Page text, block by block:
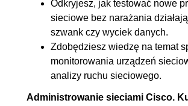
zewnętrznej
2.17. Konfiguracja serwera i
klienta NTP
2.18. Tworzenie i konfiguracja
sieci i interfejsów VLAN na
przełączniku warstwy 3
Odkryjesz, jak testować nowe
sieciowe bez narażania
szwank czy wyciek danych.
Zdobędziesz wiedzę na temat
monitorowania urządzeń
analizy ruchu sieciowego.
Administrowanie sieciami Cisco.